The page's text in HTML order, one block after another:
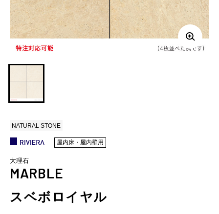
NATURAL STONE
屋内床・屋内壁用
大理石
MARBLE
スベボロイヤル